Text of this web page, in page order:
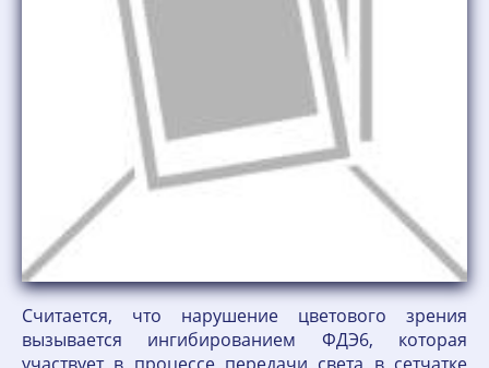
Считается, что нарушение цветового зрения
вызывается ингибированием ФДЭ6, которая